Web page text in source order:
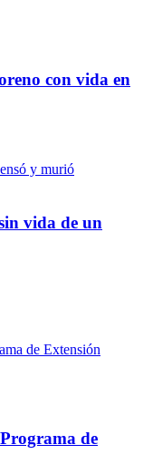
con vida en
vida de un
de